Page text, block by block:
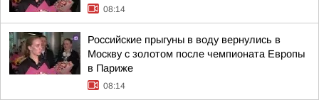
08:14
Российские прыгуны в воду вернулись в
Москву с золотом после чемпионата Европы
в Париже
08:14